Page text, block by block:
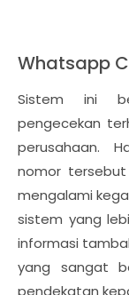
Whatsapp
Sistem ini
pengecekan
perusahaan.
nomor
mengalami
sistem yang
informasi
yang sangat
pendekatan